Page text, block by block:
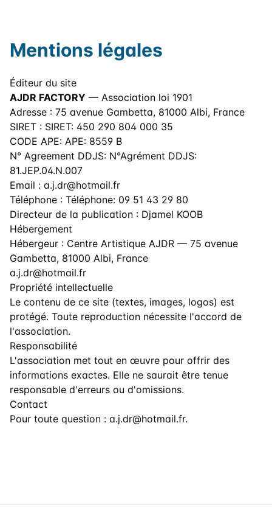
Mentions légales
Éditeur du site
AJDR FACTORY — Association loi 1901
Adresse : 75 avenue Gambetta, 81000 Albi, France
SIRET : SIRET: 450 290 804 000 35
CODE APE: APE: 8559 B
N° Agreement DDJS: N°Agrément DDJS:
81.JEP.04.N.007
Email : a.j.dr@hotmail.fr
Téléphone : Téléphone: 09 51 43 29 80
Directeur de la publication : Djamel KOOB
Hébergement
Hébergeur : Centre Artistique AJDR — 75 avenue
Gambetta, 81000 Albi, France
a.j.dr@hotmail.fr
Propriété intellectuelle
Le contenu de ce site (textes, images, logos) est
protégé. Toute reproduction nécessite l'accord de
l'association.
Responsabilité
L'association met tout en œuvre pour offrir des
informations exactes. Elle ne saurait être tenue
responsable d'erreurs ou d'omissions.
Contact
Pour toute question : a.j.dr@hotmail.fr.